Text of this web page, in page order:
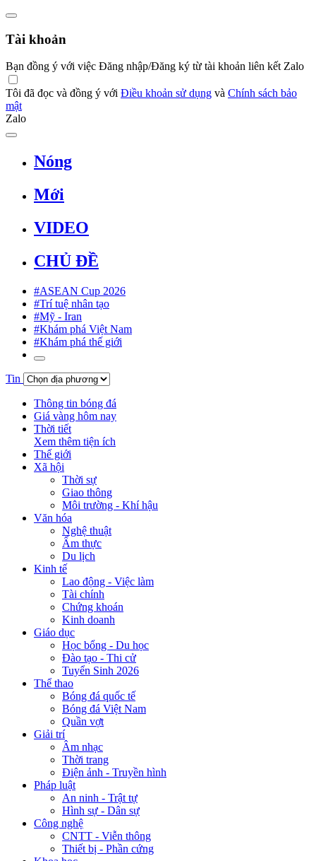
Tài khoản
Bạn đồng ý với việc Đăng nhập/Đăng ký từ tài khoản liên kết Zalo
Tôi đã đọc và đồng ý với Điều khoản sử dụng và Chính sách bảo
mật
Zalo
Nóng
Mới
VIDEO
CHỦ ĐỀ
#ASEAN Cup 2026
#Trí tuệ nhân tạo
#Mỹ - Iran
#Khám phá Việt Nam
#Khám phá thế giới
Tin
Thông tin bóng đá
Giá vàng hôm nay
Thời tiết
Xem thêm tiện ích
Thế giới
Xã hội
Thời sự
Giao thông
Môi trường - Khí hậu
Văn hóa
Nghệ thuật
Ẩm thực
Du lịch
Kinh tế
Lao động - Việc làm
Tài chính
Chứng khoán
Kinh doanh
Giáo dục
Học bổng - Du học
Đào tạo - Thi cử
Tuyển Sinh 2026
Thể thao
Bóng đá quốc tế
Bóng đá Việt Nam
Quần vợt
Giải trí
Âm nhạc
Thời trang
Điện ảnh - Truyền hình
Pháp luật
An ninh - Trật tự
Hình sự - Dân sự
Công nghệ
CNTT - Viễn thông
Thiết bị - Phần cứng